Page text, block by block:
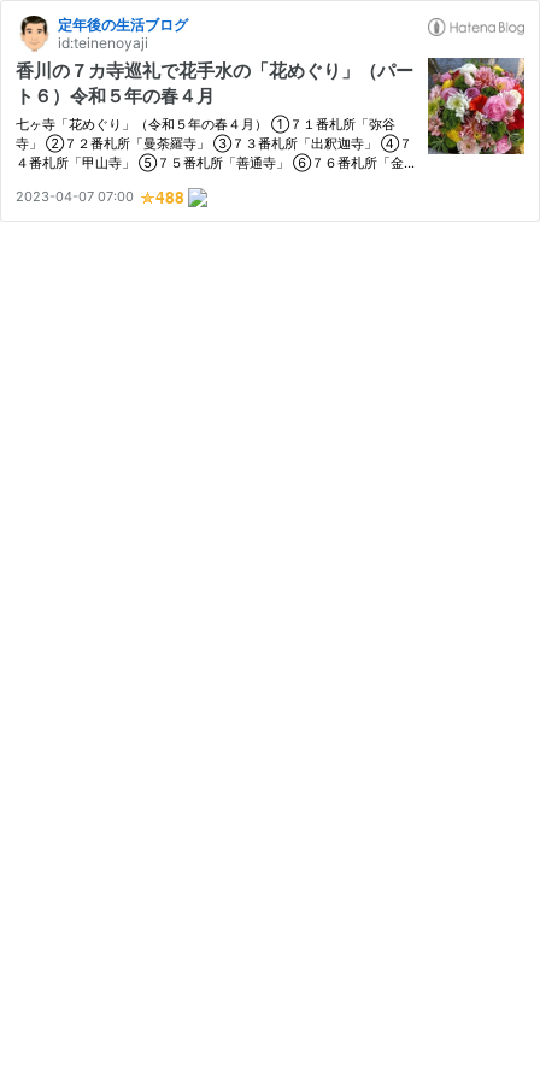
定年後の生活ブログ
id:teinenoyaji
香川の７カ寺巡礼で花手水の「花めぐり」（パー
ト６）令和５年の春４月
七ヶ寺「花めぐり」（令和５年の春４月） ①７１番札所「弥谷
寺」 ②７２番札所「曼荼羅寺」 ③７３番札所「出釈迦寺」 ④７
４番札所「甲山寺」 ⑤７５番札所「善通寺」 ⑥７６番札所「金
和５年の春４月） ７カ寺とは四国霊場の７１番から７７番までの
札所のことで…
2023-04-07 07:00